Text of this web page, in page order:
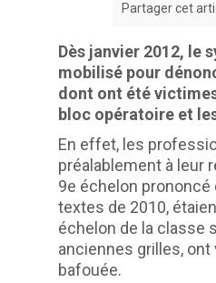
Partager cet
Dès janvier 2012, le
mobilisé pour
dont ont été
bloc opératoire et
En effet, les
préalablement à leur
9e échelon prononcé
textes de 2010,
échelon de la classe
anciennes grilles,
bafouée.